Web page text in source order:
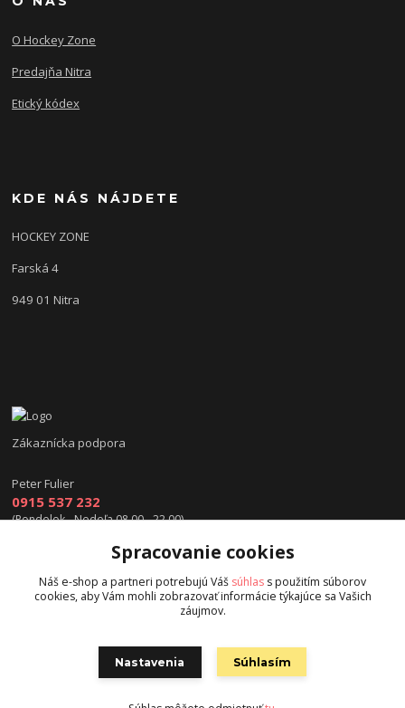
O Hockey Zone
Predajňa Nitra
Etický kódex
KDE NÁS NÁJDETE
HOCKEY ZONE
Farská 4
949 01 Nitra
Zákaznícka podpora
Peter Fulier
0915 537 232
(Pondelok - Nedeľa 08.00 - 22.00)
info@hokejexpert.sk
Spracovanie cookies
Náš e-shop a partneri potrebujú Váš súhlas s použitím súborov
cookies, aby Vám mohli zobrazovať informácie týkajúce sa Vašich
záujmov.
Nastavenia Súhlasím